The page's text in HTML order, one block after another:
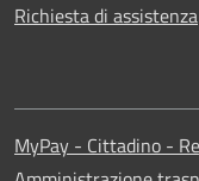
Richiesta di assistenza
MyPay - Cittadino -